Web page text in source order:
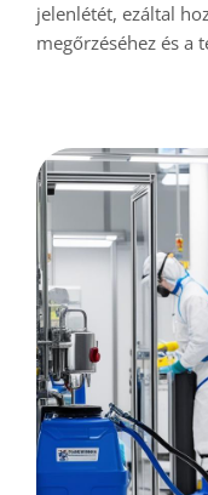
jelenlétét, ezáltal
megőrzéséhez és a